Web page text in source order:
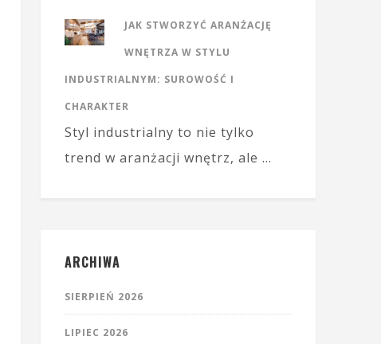
JAK STWORZYĆ ARANŻACJĘ
WNĘTRZA W STYLU
INDUSTRIALNYM: SUROWOŚĆ I
CHARAKTER
Styl industrialny to nie tylko
trend w aranżacji wnętrz, ale …
ARCHIWA
SIERPIEŃ 2026
LIPIEC 2026